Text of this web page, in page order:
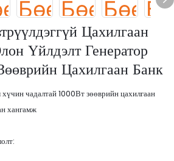
Цахилгаан
Үйлдэлт Генератор
Цахилгаан Банк
чадалтай 1000Вт зөөврийн цахилгаан
хангамж